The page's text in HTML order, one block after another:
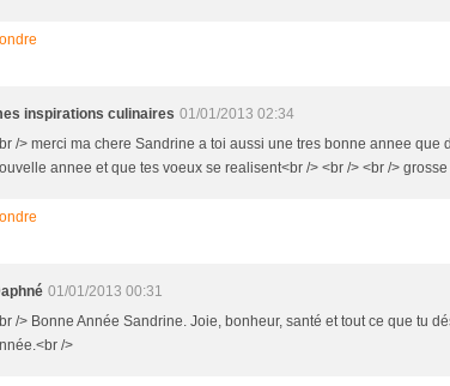
inspirations culinaires 01/01/2013 02:34
/> merci ma chere Sandrine a toi aussi une tres bonne annee que
annee et que tes voeux se realisent<br /> <br /> <br />
01/01/2013 00:31
/> Bonne Année Sandrine. Joie, bonheur, santé et tout ce que tu
/>